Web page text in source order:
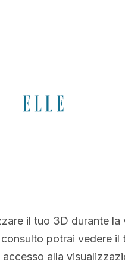
il tuo 3D durante la
potrai vedere il
alla